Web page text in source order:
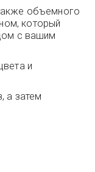
объемного
который
с вашим
и
а затем